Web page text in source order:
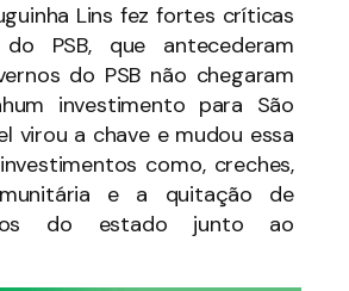
Lins fez fortes críticas
PSB, que antecederam
do PSB não chegaram
investimento para São
virou a chave e mudou essa
como, creches,
e a quitação de
do estado junto ao